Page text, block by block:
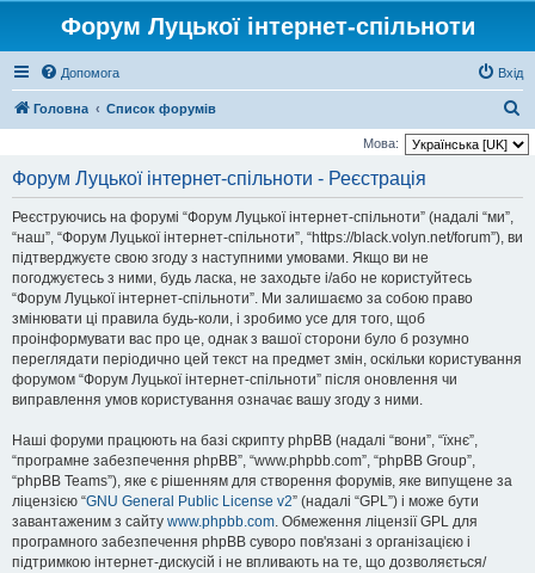
Форум Луцької інтернет-спільноти
Допомога Вхід
Головна Список форумів
о
Мова:
Форум Луцької інтернет-спільноти - Реєстрація
Реєструючись на форумі “Форум Луцької інтернет-спільноти” (надалі “ми”,
“наш”, “Форум Луцької інтернет-спільноти”, “https://black.volyn.net/forum”), ви
підтверджуєте свою згоду з наступними умовами. Якщо ви не
погоджуєтесь з ними, будь ласка, не заходьте і/або не користуйтесь
“Форум Луцької інтернет-спільноти”. Ми залишаємо за собою право
змінювати ці правила будь-коли, і зробимо усе для того, щоб
проінформувати вас про це, однак з вашої сторони було б розумно
переглядати періодично цей текст на предмет змін, оскільки користування
форумом “Форум Луцької інтернет-спільноти” після оновлення чи
виправлення умов користування означає вашу згоду з ними.
Наші форуми працюють на базі скрипту phpBB (надалі “вони”, “їхнє”,
“програмне забезпечення phpBB”, “www.phpbb.com”, “phpBB Group”,
“phpBB Teams”), яке є рішенням для створення форумів, яке випущене за
ліцензією “GNU General Public License v2” (надалі “GPL”) і може бути
завантаженим з сайту www.phpbb.com. Обмеження ліцензії GPL для
програмного забезпечення phpBB суворо пов'язані з організацією і
підтримкою інтернет-дискусій і не впливають на те, що дозволяється/